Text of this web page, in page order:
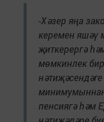
-Хәзер яңа
керемен яшәү
җиткерергә
мөмкинлек
пенсиягә һәм